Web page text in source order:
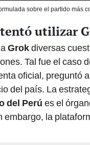
sobre el partido más
utilizar
Grokdiversas
Tal fue el caso
oficial, preguntó
del país. La
del Perú es el
la